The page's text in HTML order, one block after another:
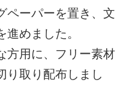
ペーパーを置き、文
めました。
方用に、フリー素材
り取り配布しまし